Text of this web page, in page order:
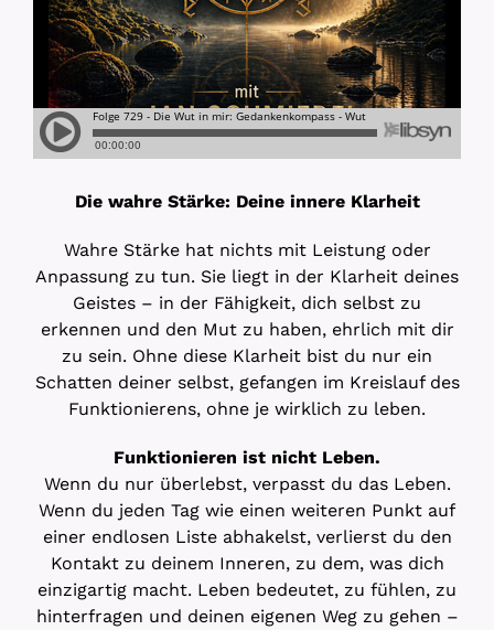
Die wahre Stärke: Deine innere Klarheit
Wahre Stärke hat nichts mit Leistung oder
Anpassung zu tun. Sie liegt in der Klarheit deines
Geistes – in der Fähigkeit, dich selbst zu
erkennen und den Mut zu haben, ehrlich mit dir
zu sein. Ohne diese Klarheit bist du nur ein
Schatten deiner selbst, gefangen im Kreislauf des
Funktionierens, ohne je wirklich zu leben.
Funktionieren ist nicht Leben.
Wenn du nur überlebst, verpasst du das Leben.
Wenn du jeden Tag wie einen weiteren Punkt auf
einer endlosen Liste abhakelst, verlierst du den
Kontakt zu deinem Inneren, zu dem, was dich
einzigartig macht. Leben bedeutet, zu fühlen, zu
hinterfragen und deinen eigenen Weg zu gehen –